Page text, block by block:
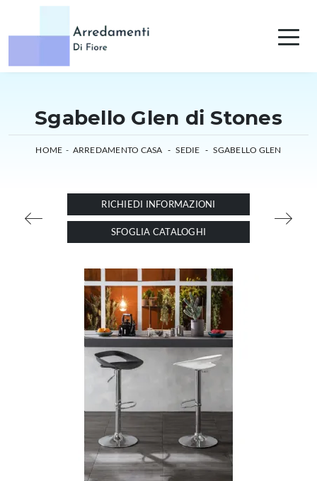
Sgabello Glen di Stones
HOME - ARREDAMENTO CASA - SEDIE - SGABELLO GLEN
RICHIEDI INFORMAZIONI
SFOGLIA CATALOGHI